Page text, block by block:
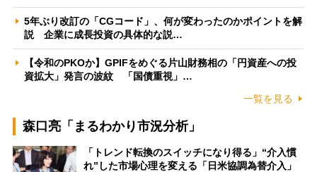
5年ぶり改訂の「CGコード」、何が変わったのかポイントを解
説 企業に成長投資の具体的な説…
【令和のPKOか】GPIFをめぐる片山財務相の「円資産への投
資拡大」発言の波紋 「国債重視」…
一覧を見る
森口亮「まるわかり市況分析」
「トレンド転換のスイッチになり得る」“介入慣
れ”した市場心理を変える「日米協調為替介入」